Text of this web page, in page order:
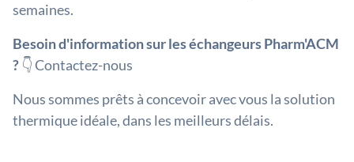
semaines.
Besoin d'information sur les échangeurs Pharm'ACM
? 👇 Contactez-nous
Nous sommes prêts à concevoir avec vous la solution
thermique idéale, dans les meilleurs délais.